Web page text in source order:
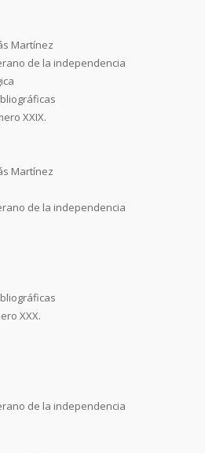
Martínez
de la independencia
XXIX.
Martínez
de la independencia
XXX.
de la independencia